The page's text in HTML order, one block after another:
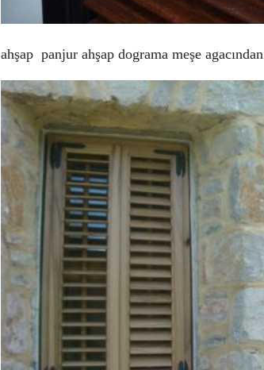
ahşap panjur ahşap dograma meşe agacından